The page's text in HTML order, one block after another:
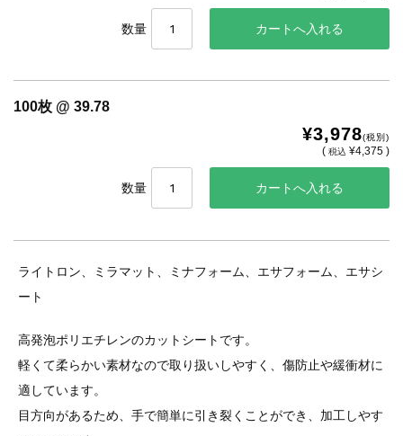
数量
100枚 @ 39.78
¥3,978(税別)
(税込 ¥4,375 )
数量
ライトロン、ミラマット、ミナフォーム、エサフォーム、エサシ
ート
高発泡ポリエチレンのカットシートです。
軽くて柔らかい素材なので取り扱いしやすく、傷防止や緩衝材に
適しています。
目方向があるため、手で簡単に引き裂くことができ、加工しやす